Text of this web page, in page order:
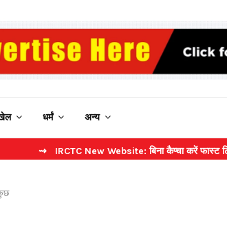
धर्मं अन्य
⇝ IRCTC New Website: बिना कैप्चा करें फास्ट टिकट बुकिंग